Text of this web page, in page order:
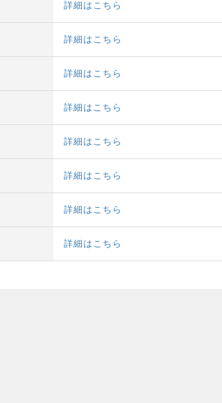
詳細はこちら
詳細はこちら
詳細はこちら
詳細はこちら
詳細はこちら
詳細はこちら
詳細はこちら
詳細はこちら